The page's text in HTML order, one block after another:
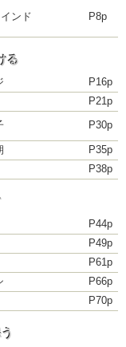
ンド P8p
る
P16p
P21p
P30p
P35p
P38p
P44p
P49p
P61p
P66p
P70p